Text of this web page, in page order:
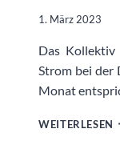
1. März 2023
Das
Strom bei der
Monat
WEITERLESEN